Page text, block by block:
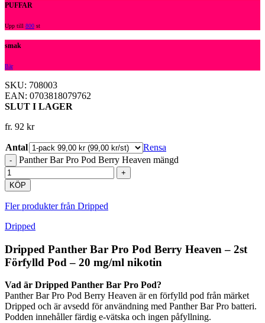
PUFFAR
Upp till 800 st
smak
Bär
SKU: 708003
EAN: 0703818079762
SLUT I LAGER
fr. 92 kr
Antal
Rensa
Panther Bar Pro Pod Berry Heaven mängd
KÖP
Fler produkter från Dripped
Dripped
Dripped Panther Bar Pro Pod Berry Heaven – 2st
Förfylld Pod – 20 mg/ml nikotin
Vad är Dripped Panther Bar Pro Pod?
Panther Bar Pro Pod Berry Heaven är en förfylld pod från märket
Dripped och är avsedd för användning med Panther Bar Pro batteri.
Podden innehåller färdig e-vätska och ingen påfyllning.